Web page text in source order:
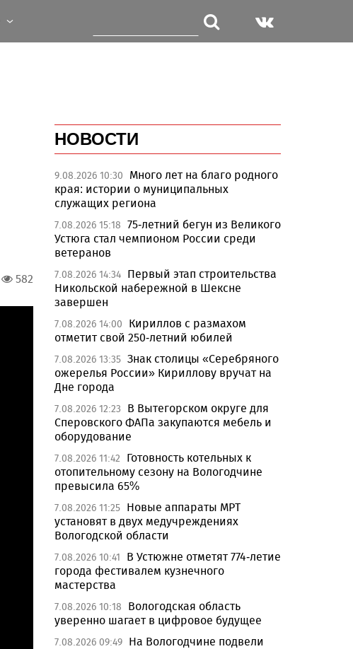
582
НОВОСТИ
9.08.2026 10:30
Много лет на благо родного
края: истории о муниципальных
служащих региона
7.08.2026 15:18 75-летний бегун из Великого
Устюга стал чемпионом России среди
ветеранов
7.08.2026 14:34 Первый этап строительства
Никольской набережной в Шексне
завершен
7.08.2026 14:00
Кириллов с размахом
отметит свой 250-летний юбилей
7.08.2026 13:35 Знак столицы «Серебряного
ожерелья России» Кириллову вручат на
Дне города
7.08.2026 12:23
В Вытегорском округе для
Сперовского ФАПа закупаются мебель и
оборудование
7.08.2026 11:42
Готовность котельных к
отопительному сезону на Вологодчине
превысила 65%
7.08.2026 11:25 Новые аппараты МРТ
установят в двух медучреждениях
Вологодской области
7.08.2026 10:41
В Устюжне отметят 774-летие
города фестивалем кузнечного
мастерства
7.08.2026 10:18
Вологодская область
уверенно шагает в цифровое будущее
7.08.2026 09:49 На Вологодчине подвели